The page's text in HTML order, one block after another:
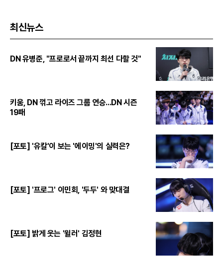
최신뉴스
DN 유병준, "프로로서 끝까지 최선 다할 것"
키움, DN 꺾고 라이즈 그룹 연승...DN 시즌
19패
[포토] '유칼'이 보는 '에이밍'의 실력은?
[포토] '프로그' 이민회, '두두' 와 맞대결
[포토] 밝게 웃는 '윌러' 김정현